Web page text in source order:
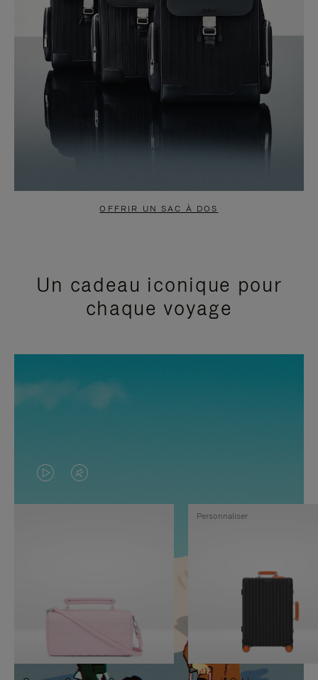
OFFRIR UN SAC À DOS
Un cadeau iconique pour
chaque voyage
LA
VIDÉO
PAUSE,
APPUYEZ
SUR
LE
SON
DÉSACTIVÉ.
VEUILLEZ
Personnaliser